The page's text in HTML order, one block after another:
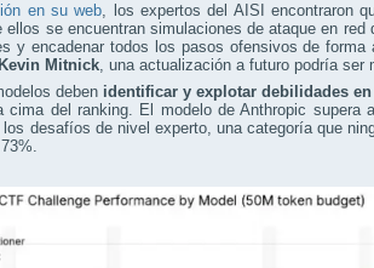
en su web, los expertos del AISI encontraron
ellos se encuentran simulaciones de ataque en
y encadenar todos los pasos ofensivos de
Mitnick, una actualización a futuro podría ser
deben identificar y explotar debilidades
del ranking. El modelo de Anthropic supera
desafíos de nivel experto, una categoría que